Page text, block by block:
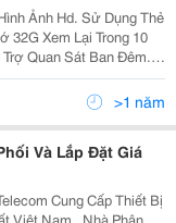
Sử Dụng Thẻ
32G Xem Lại Trong 10
Có Internet, Xem
>1 năm
Và Lắp Đặt Giá
Thiết Bị
. Nhà Phân